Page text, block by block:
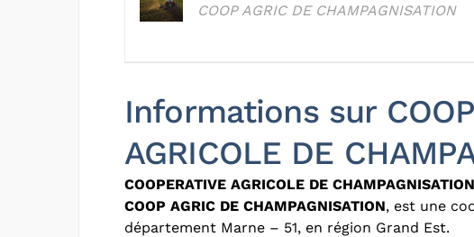
COOP AGRIC DE CHAMPAGNISATION
Informations sur
AGRICOLE DE
COOPERATIVE AGRICOLE DE CHAMPAGNISATION
COOP AGRIC DE CHAMPAGNISATION, est une
département Marne – 51, en région Grand Est.